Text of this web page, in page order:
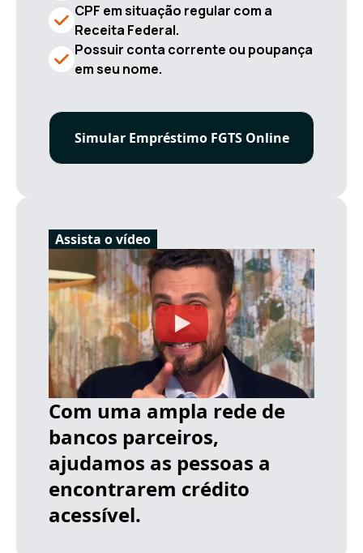
CPF em situação regular com a
Receita Federal.
Possuir conta corrente ou poupança
em seu nome.
Simular Empréstimo FGTS Online
Assista o vídeo
Com uma ampla rede de
bancos parceiros,
ajudamos as pessoas a
encontrarem crédito
acessível.